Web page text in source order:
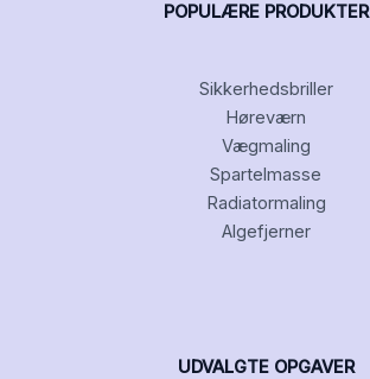
POPULÆRE PRODUKTER
Sikkerhedsbriller
Høreværn
Vægmaling
Spartelmasse
Radiatormaling
Algefjerner
UDVALGTE OPGAVER